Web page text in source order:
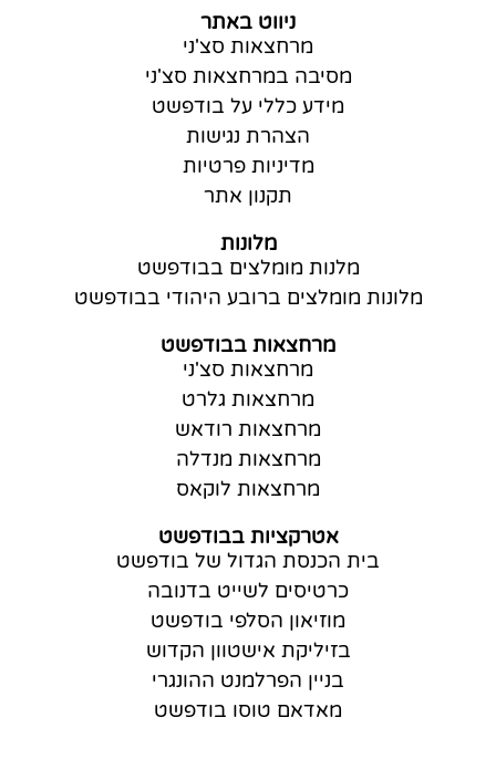
ניווט באתר
מרחצאות סצ'ני
מסיבה במרחצאות סצ'ני
מידע כללי על בודפשט
הצהרת נגישות
מדיניות פרטיות
תקנון אתר
מלונות
מלנות מומלצים בבודפשט
מלונות מומלצים ברובע היהודי בבודפשט
מרחצאות בבודפשט
מרחצאות סצ'ני
מרחצאות גלרט
מרחצאות רודאש
מרחצאות מנדלה
מרחצאות לוקאס
אטרקציות בבודפשט
בית הכנסת הגדול של בודפשט
כרטיסים לשייט בדנובה
מוזיאון הסלפי בודפשט
בזיליקת אישטוון הקדוש
בניין הפרלמנט ההונגרי
מאדאם טוסו בודפשט